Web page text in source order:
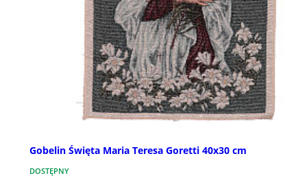
Gobelin Święta Maria Teresa Goretti 40x30 cm
DOSTĘPNY